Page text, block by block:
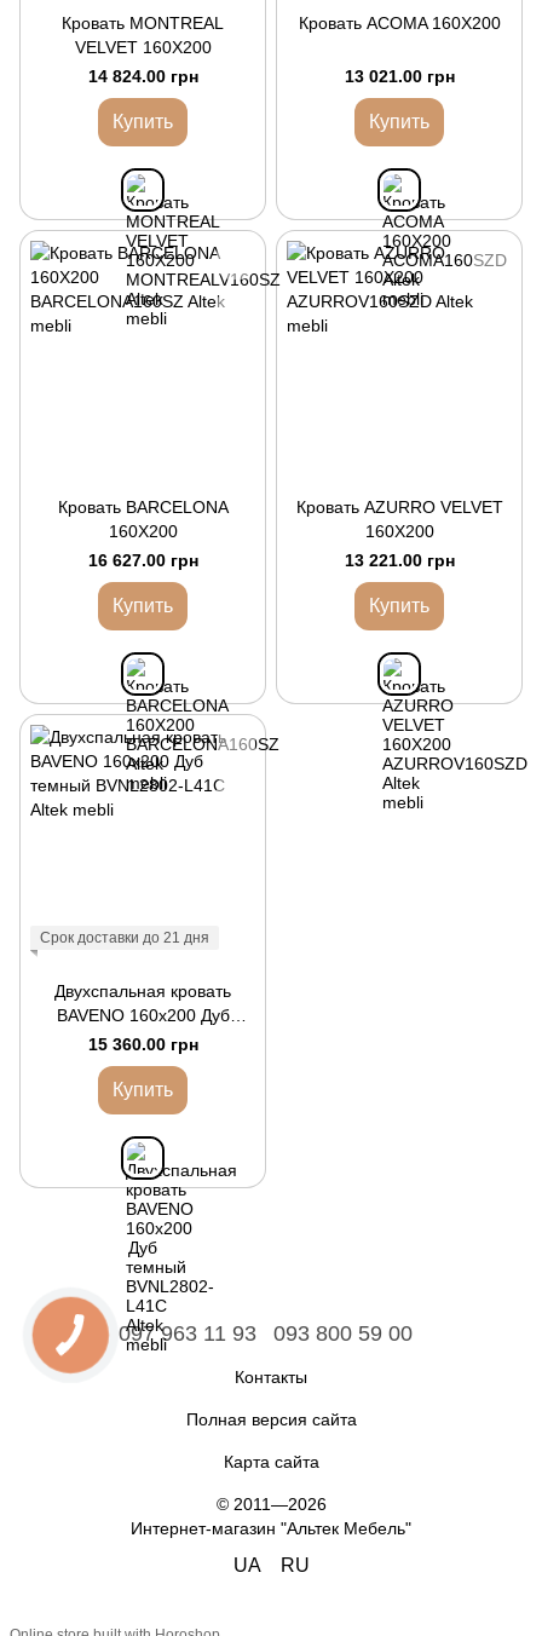
Кровать MONTREAL
VELVET 160X200
14 824.00 грн
Купить
Кровать ACOMA 160X200
13 021.00 грн
Купить
Кровать BARCELONA
160X200
16 627.00 грн
Купить
Кровать AZURRO VELVET
160X200
13 221.00 грн
Купить
Срок доставки до 21 дня
Двухспальная кровать
BAVENO 160x200 Дуб
темный
15 360.00 грн
Купить
097 963 11 93 093 800 59 00
Контакты
Полная версия сайта
Карта сайта
© 2011—2026
Интернет-магазин "Альтек Мебель"
UA RU